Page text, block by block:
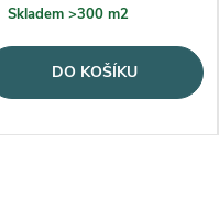
Skladem >300 m2
DO KOŠÍKU